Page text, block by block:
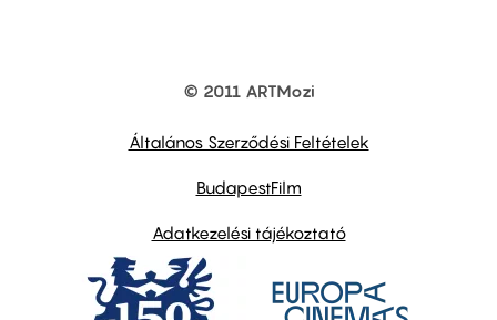
© 2011 ARTMozi
Általános Szerződési Feltételek
BudapestFilm
Adatkezelési tájékoztató